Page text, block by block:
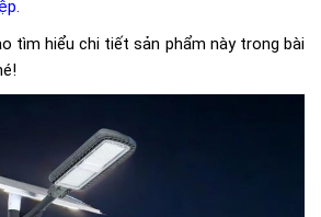
tìm hiểu chi tiết sản phẩm này trong bài